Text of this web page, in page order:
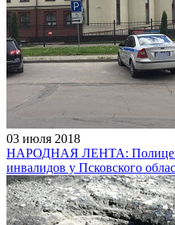
03 июля 2018
НАРОДНАЯ ЛЕНТА:
инвалидов у Псковского